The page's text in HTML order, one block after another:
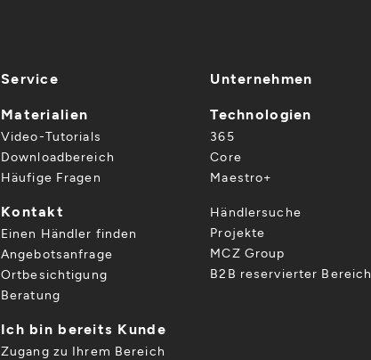
Service
Materialien
Video-Tutorials
Downloadbereich
Häufige Fragen
Kontakt
Einen Händler finden
Angebotsanfrage
Ortbesichtigung
Beratung
Ich bin bereits Kunde
Zugang zu Ihrem Bereich
Unternehmen
Technologien
365
Core
Maestro+
Händlersuche
Projekte
MCZ Group
B2B reservierter Bereich